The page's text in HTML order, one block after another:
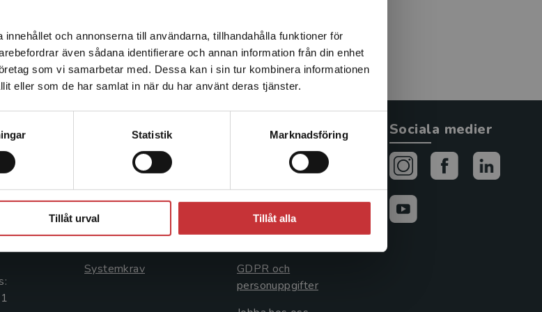
och annonserna till användarna, tillhandahålla funktioner för
även sådana identifierare och annan information från din enhet
som vi samarbetar med. Dessa kan i sin tur kombinera informationen
eller som de har samlat in när du har använt deras tjänster.
Statistik Marknadsföring
Tillåt urval Tillåt alla
att du besöker studentlitteratur.se via en
Vi erbjuder inte leveranser utanför
kunna slutföra ett köp måste
vara i Sverige.Läs mer
Kundservice
Kontakta kundservice
046-31 21 00
Frågor och svar
Systemkrav
Allmänna länkar
Avtal och rättigheter
Cookies
GDPR och
personuppgifter
Sociala medier